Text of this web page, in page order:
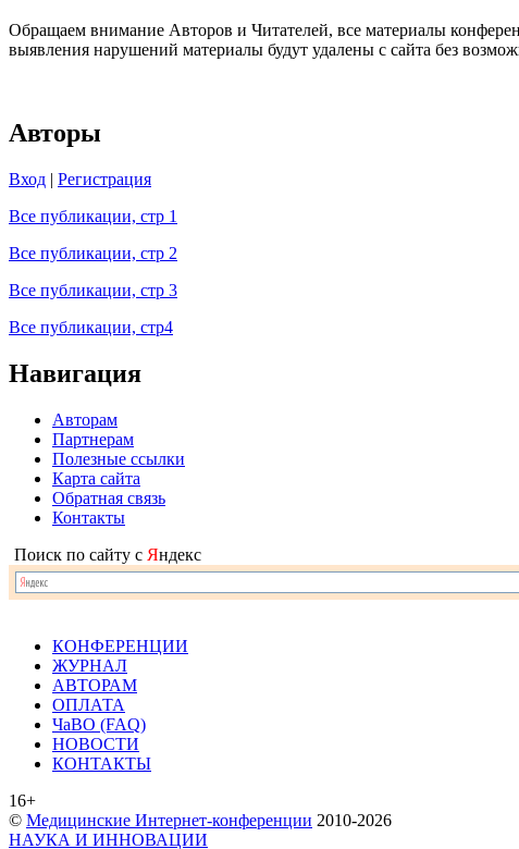
Обращаем внимание Авторов и Читателей, все материалы
выявления нарушений материалы будут удалены с сайта без
Авторы
Вход | Регистрация
Все публикации, стр 1
Все публикации, стр 2
Все публикации, стр 3
Все публикации, стр4
Навигация
Авторам
Партнерам
Полезные ссылки
Карта сайта
Обратная связь
Контакты
Поиск по сайту с Яндекс
КОНФЕРЕНЦИИ
ЖУРНАЛ
АВТОРАМ
ОПЛАТА
ЧаВО (FAQ)
НОВОСТИ
КОНТАКТЫ
16+
© Медицинские Интернет-конференции 2010-2026
НАУКА И ИННОВАЦИИ